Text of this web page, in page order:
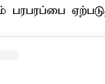
பரபரப்பை